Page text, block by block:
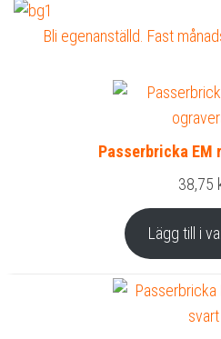
Bli egenanställd. Fast
Passerbricka EM
38,75
Lägg till i